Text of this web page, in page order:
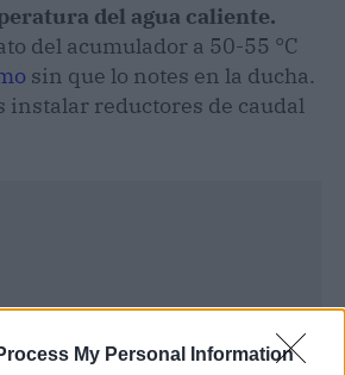
My Personal Information
del agua caliente.
del acumulador a 50-55 °C
sin que lo notes en la ducha.
instalar reductores de caudal